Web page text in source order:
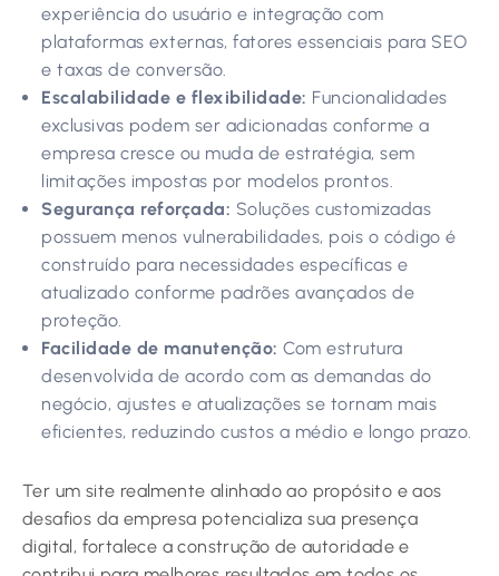
experiência do usuário e integração com
plataformas externas, fatores essenciais para SEO
e taxas de conversão.
Escalabilidade e flexibilidade: Funcionalidades
exclusivas podem ser adicionadas conforme a
empresa cresce ou muda de estratégia, sem
limitações impostas por modelos prontos.
Segurança reforçada: Soluções customizadas
possuem menos vulnerabilidades, pois o código é
construído para necessidades específicas e
atualizado conforme padrões avançados de
proteção.
Facilidade de manutenção: Com estrutura
desenvolvida de acordo com as demandas do
negócio, ajustes e atualizações se tornam mais
eficientes, reduzindo custos a médio e longo prazo.
Ter um site realmente alinhado ao propósito e aos
desafios da empresa potencializa sua presença
digital, fortalece a construção de autoridade e